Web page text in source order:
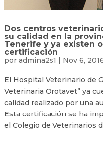
Dos centros
su calidad en la
Tenerife y ya existen
certificación
por admina2s1 | Nov 6, 2016
El Hospital Veterinario de
Veterinaria Orotavet” ya
calidad realizado por una
Esta certificación se ha
el Colegio de Veterinarios